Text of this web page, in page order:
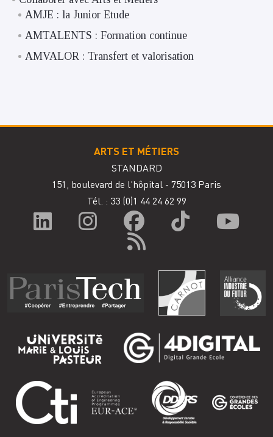
AMJE : la Junior Etude
AMTALENTS : Formation continue
AMVALOR : Transfert et valorisation
ARTS ET MÉTIERS
STANDARD
151, boulevard de l'hôpital - 75013 Paris
Tél. : 33 (0)1 44 24 62 99